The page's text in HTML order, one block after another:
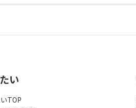
い
TOP